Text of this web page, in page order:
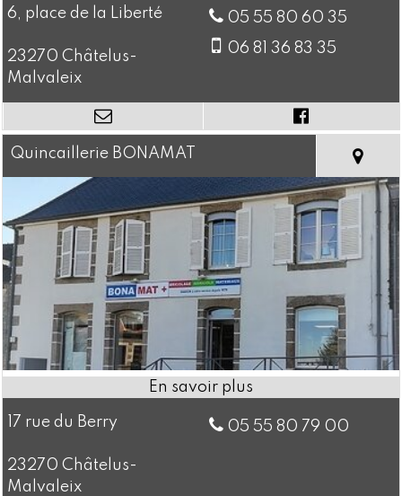
6, place de la Liberté
23270 Châtelus-
Malvaleix
05 55 80 60 35
06 81 36 83 35
Quincaillerie BONAMAT
17 rue du Berry
23270 Châtelus-
Malvaleix
05 55 80 79 00